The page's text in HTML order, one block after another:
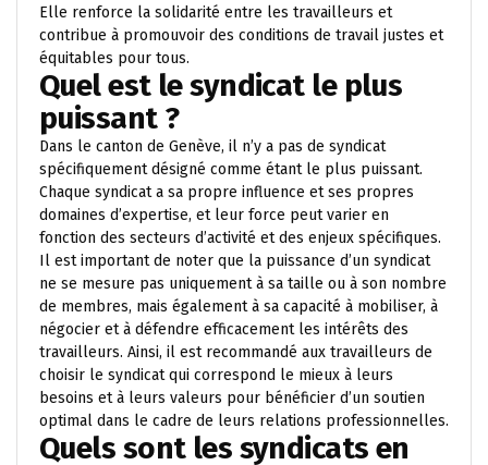
Elle renforce la solidarité entre les travailleurs et
contribue à promouvoir des conditions de travail justes et
équitables pour tous.
Quel est le syndicat le plus
puissant ?
Dans le canton de Genève, il n’y a pas de syndicat
spécifiquement désigné comme étant le plus puissant.
Chaque syndicat a sa propre influence et ses propres
domaines d’expertise, et leur force peut varier en
fonction des secteurs d’activité et des enjeux spécifiques.
Il est important de noter que la puissance d’un syndicat
ne se mesure pas uniquement à sa taille ou à son nombre
de membres, mais également à sa capacité à mobiliser, à
négocier et à défendre efficacement les intérêts des
travailleurs. Ainsi, il est recommandé aux travailleurs de
choisir le syndicat qui correspond le mieux à leurs
besoins et à leurs valeurs pour bénéficier d’un soutien
optimal dans le cadre de leurs relations professionnelles.
Quels sont les syndicats en